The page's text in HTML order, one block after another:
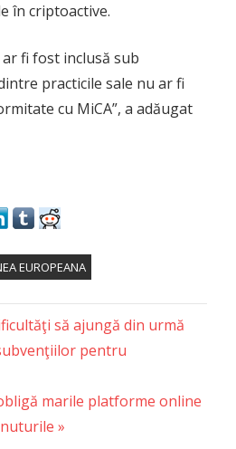
în criptoactive.
ar fi fost inclusă sub
practicile sale nu ar fi
cu MiCA”, a adăugat
EUROPEANA
să ajungă din urmă
pentru
marile platforme online